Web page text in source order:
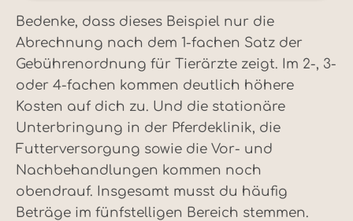
Bedenke, dass dieses Beispiel nur die
Abrechnung nach dem 1-fachen Satz der
Gebührenordnung für Tierärzte zeigt. Im 2-, 3-
oder 4-fachen kommen deutlich höhere
Kosten auf dich zu. Und die stationäre
Unterbringung in der Pferdeklinik, die
Futterversorgung sowie die Vor- und
Nachbehandlungen kommen noch
obendrauf. Insgesamt musst du häufig
Beträge im fünfstelligen Bereich stemmen.